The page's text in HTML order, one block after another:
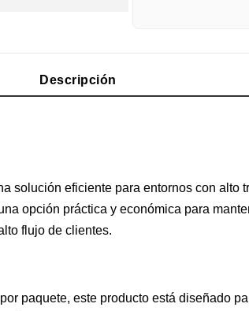
Descripción
solución eficiente para entornos con alto
opción práctica y económica para
flujo de clientes.
paquete, este producto está diseñado